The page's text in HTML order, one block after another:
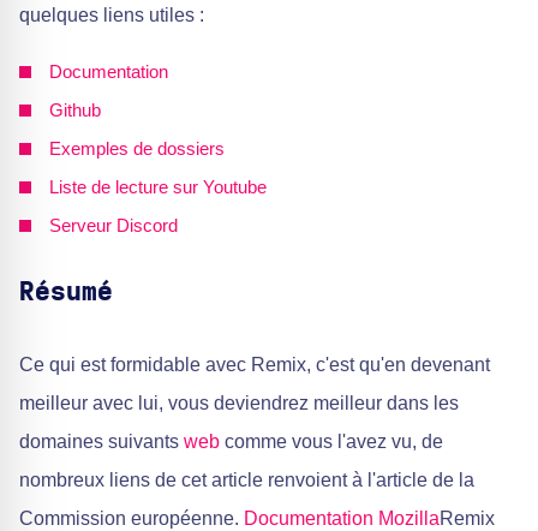
quelques liens utiles :
Documentation
Github
Exemples de dossiers
Liste de lecture sur Youtube
Serveur Discord
Résumé
Ce qui est formidable avec Remix, c'est qu'en devenant
meilleur avec lui, vous deviendrez meilleur dans les
domaines suivants web comme vous l'avez vu, de
nombreux liens de cet article renvoient à l'article de la
Commission européenne. Documentation MozillaRemix